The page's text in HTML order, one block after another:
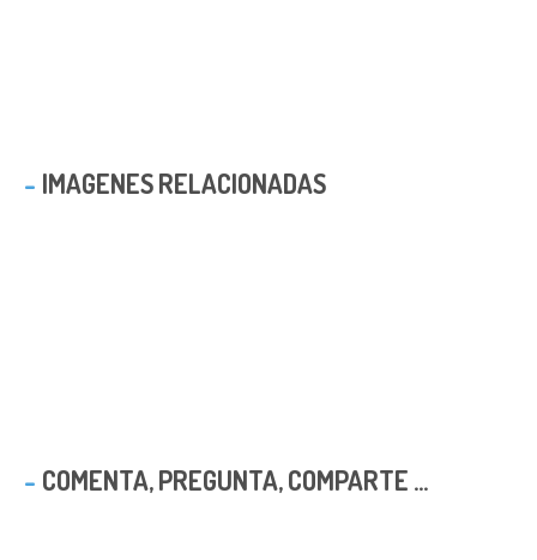
IMAGENES RELACIONADAS
COMENTA, PREGUNTA, COMPARTE ...